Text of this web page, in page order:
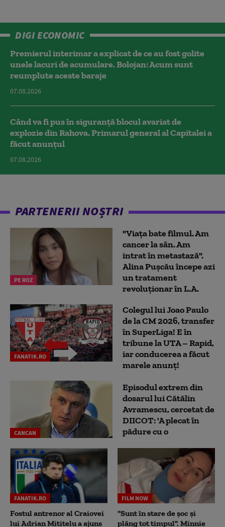
DIGI ECONOMIC
Premierul interimar a explicat de ce au fost golite
unele lacuri de acumulare. Bolojan: Acum sunt
reumplute aceste baraje
07.08.2026
Când va fi pus în siguranță blocul avariat de
explozie din Rahova. Primarul general al Capitalei a
făcut anunțul
07.08.2026
PARTENERII NOȘTRI
PE ROZ
"Viața bate filmul. Am
cancer la sân. Am
intrat în metastază".
Alina Pușcău începe azi
un tratament
revoluționar în L.A.
FANATIK.RO
Colegul lui Joao Paulo
de la CM 2026, transfer
în SuperLiga! E în
tribune la UTA – Rapid,
iar conducerea a făcut
marele anunț!
CANCAN
Episodul extrem din
dosarul lui Cătălin
Avramescu, cercetat de
DIICOT: 'A plecat în
pădure cu o
FANATIK.RO
Fostul antrenor al Craiovei
lui Adrian Mititelu a ajuns
FILM NOW
"Sunt în stare de șoc și
plâng tot timpul". Minnie